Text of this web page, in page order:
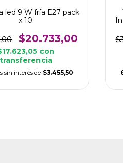
led 9 W fría E27 pack
x 10
$20.733,00
con
transferencia
sin interés de $3.455,50